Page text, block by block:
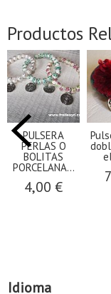
Idioma
Productos
PULSERA
PERLAS O
BOLITAS
PORCELANA...
4,00 €